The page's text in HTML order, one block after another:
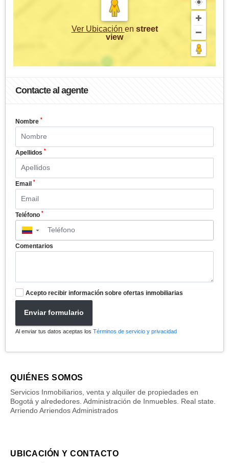
Ver Ubicación en street
view
Contacte al agente
Nombre *
Apellidos *
Email *
Teléfono *
▼
Comentarios
Acepto recibir información sobre ofertas inmobiliarias
Enviar formulario
Al enviar tus datos aceptas los Términos de servicio y privacidad
QUIÉNES SOMOS
Servicios Inmobiliarios, venta y alquiler de propiedades en
Bogotá y alrededores. Administración de Inmuebles. Real state.
Arriendo Arriendos Administrados
UBICACIÓN Y CONTACTO